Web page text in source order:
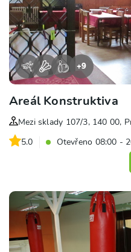
+9
Areál Konstruktiva
Mezi sklady 107/3, 140 00,
5.0
Otevřeno 08:00 -